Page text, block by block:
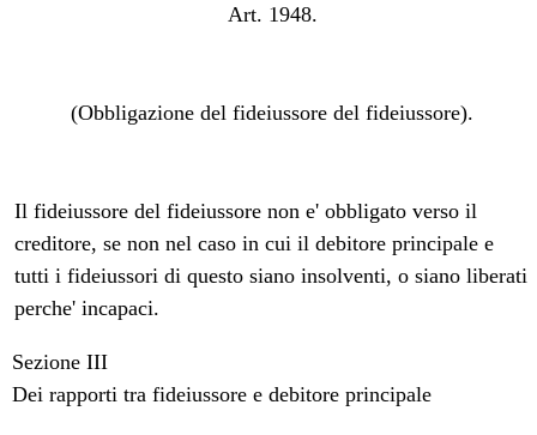
Art. 1948.
(Obbligazione del fideiussore del fideiussore).
Il fideiussore del fideiussore non e' obbligato verso il
creditore, se non nel caso in cui il debitore principale e
tutti i fideiussori di questo siano insolventi, o siano liberati
perche' incapaci.
Sezione III
Dei rapporti tra fideiussore e debitore principale